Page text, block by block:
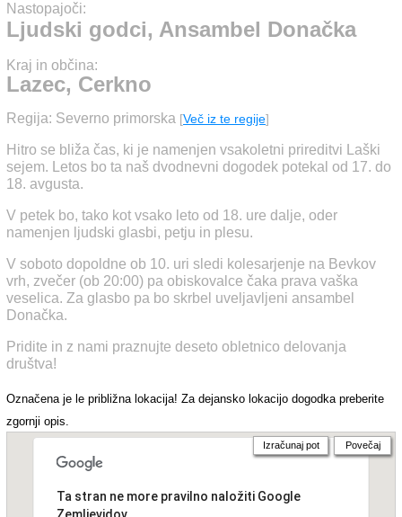
Nastopajoči:
Ljudski godci, Ansambel Donačka
Kraj in občina:
Lazec, Cerkno
Regija: Severno primorska [Več iz te regije]
Hitro se bliža čas, ki je namenjen vsakoletni prireditvi Laški
sejem. Letos bo ta naš dvodnevni dogodek potekal od 17. do
18. avgusta.
V petek bo, tako kot vsako leto od 18. ure dalje, oder
namenjen ljudski glasbi, petju in plesu.
V soboto dopoldne ob 10. uri sledi kolesarjenje na Bevkov
vrh, zvečer (ob 20:00) pa obiskovalce čaka prava vaška
veselica. Za glasbo pa bo skrbel uveljavljeni ansambel
Donačka.
Pridite in z nami praznujte deseto obletnico delovanja
društva!
Označena je le približna lokacija! Za dejansko lokacijo dogodka preberite
zgornji opis.
Ta stran ne more pravilno naložiti Google
Izračunaj pot Povečaj